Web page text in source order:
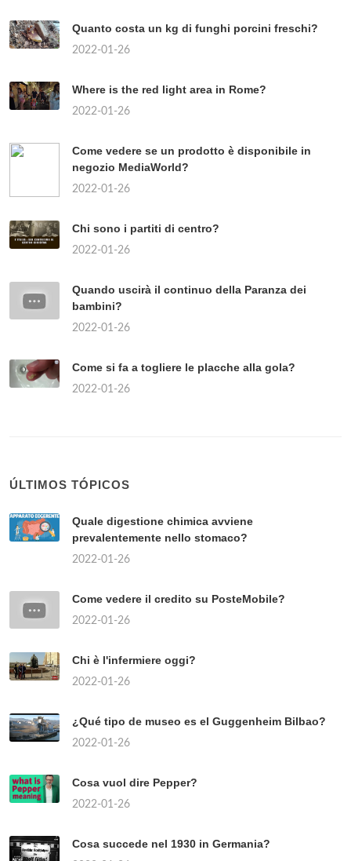
Quanto costa un kg di funghi porcini freschi?
2022-01-26
Where is the red light area in Rome?
2022-01-26
Come vedere se un prodotto è disponibile in
negozio MediaWorld?
2022-01-26
Chi sono i partiti di centro?
2022-01-26
Quando uscirà il continuo della Paranza dei
bambini?
2022-01-26
Come si fa a togliere le placche alla gola?
2022-01-26
ÚLTIMOS TÓPICOS
Quale digestione chimica avviene
prevalentemente nello stomaco?
2022-01-26
Come vedere il credito su PosteMobile?
2022-01-26
Chi è l'infermiere oggi?
2022-01-26
¿Qué tipo de museo es el Guggenheim Bilbao?
2022-01-26
Cosa vuol dire Pepper?
2022-01-26
Cosa succede nel 1930 in Germania?